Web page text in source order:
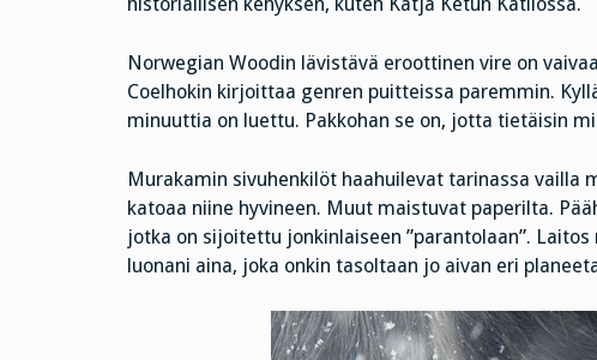
historiallisen kehyksen, kuten Katja Ketun Kätilössä.
Norwegian Woodin lävistävä eroottinen vire on
Coelhokin kirjoittaa genren puitteissa paremmin.
minuuttia on luettu. Pakkohan se on, jotta tietäisin
Murakamin sivuhenkilöt haahuilevat tarinassa vailla
katoaa niine hyvineen. Muut maistuvat paperilta.
jotka on sijoitettu jonkinlaiseen ”parantolaan”.
luonani aina, joka onkin tasoltaan jo aivan eri